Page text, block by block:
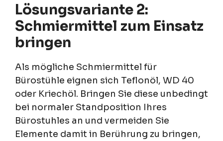
Lösungsvariante 2:
Schmiermittel zum Einsatz
bringen
Als mögliche Schmiermittel für
Bürostühle eignen sich Teflonöl, WD 40
oder Kriechöl. Bringen Sie diese unbedingt
bei normaler Standposition Ihres
Bürostuhles an und vermeiden Sie
Elemente damit in Berührung zu bringen,